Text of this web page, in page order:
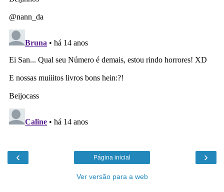
‹ ›
Página inicial
Ver versão para a web